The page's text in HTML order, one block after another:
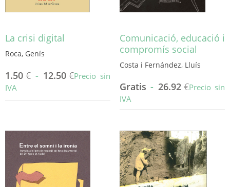
La crisi digital
Roca, Genís
1.50 € - 12.50 €Precio sin
IVA
variantes.
opciones
Comunicació, educació i
compromís social
Costa i Fernández, Lluís
Gratis - 26.92 €Precio sin
IVA
tiene
múltiples
variantes.
Las
opciones